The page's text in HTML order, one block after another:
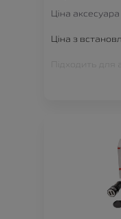
Ціна аксесуара
Ціна з
Підходить для